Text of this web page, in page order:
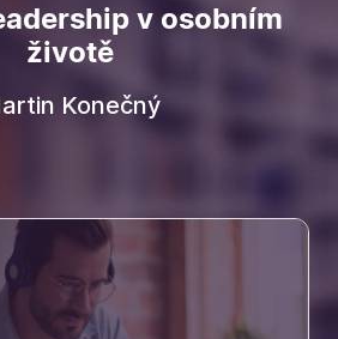
v osobním
životě
Konečný